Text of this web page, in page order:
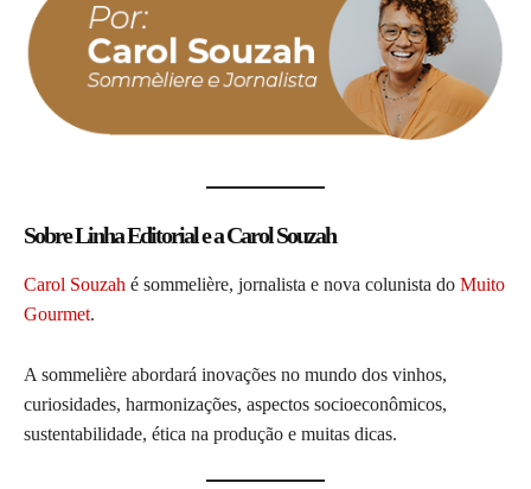
Sobre Linha Editorial e a Carol Souzah
Carol Souzah é sommelière, jornalista e nova colunista do Muito
Gourmet.
A sommelière abordará inovações no mundo dos vinhos,
curiosidades, harmonizações, aspectos socioeconômicos,
sustentabilidade, ética na produção e muitas dicas.